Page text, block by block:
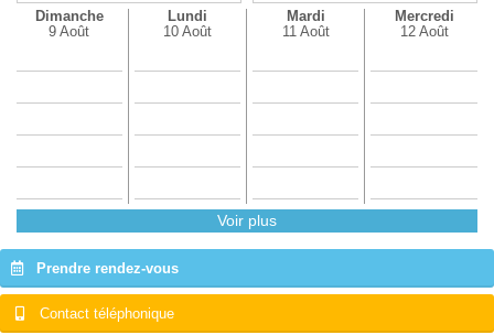
Dimanche
9 Août
Lundi
10 Août
Mardi
11 Août
Mercredi
12 Août
Voir plus
Prendre rendez-vous
Contact téléphonique